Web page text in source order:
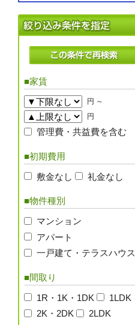
■家賃
円 ～
円
管理費・共益費を含む
■初期費用
敷金なし
礼金なし
■物件種別
マンション
アパート
一戸建て・テラスハウス
■間取り
1R・1K・1DK
1LDK
2K・2DK
2LDK